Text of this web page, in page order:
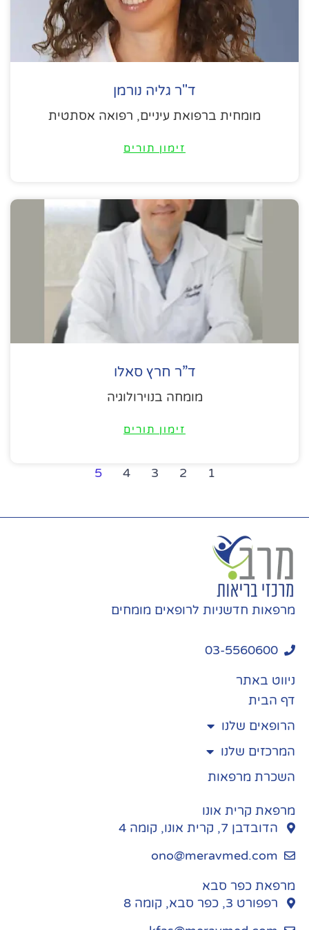
ד"ר גליה נורמן
מומחית ברפואת עיניים, רפואה אסתטית
זימון תורים
ד”ר חרץ סאלו
מומחה בנוירולוגיה
זימון תורים
מרפאות חדשניות לרופאים מומחים
03-5560600
ניווט באתר
דף הבית
הרופאים שלנו
המרכזים שלנו
השכרת מרפאות
מרפאת קרית אונו
הדובדבן 7, קרית אונו, קומה 4
ono@meravmed.com
מרפאת כפר סבא
רפפורט 3, כפר סבא, קומה 8